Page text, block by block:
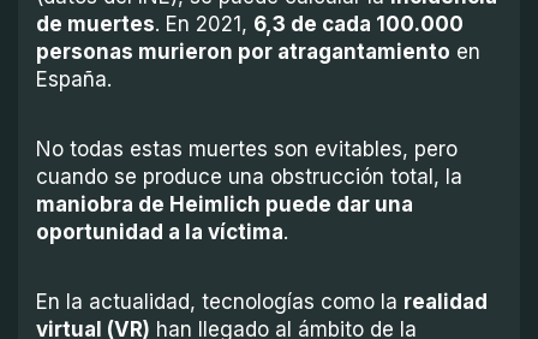
de muertes. En 2021, 6,3 de cada 100.000
personas murieron por atragantamiento en
España.
No todas estas muertes son evitables, pero
cuando se produce una obstrucción total, la
maniobra de Heimlich puede dar una
oportunidad a la víctima.
En la actualidad, tecnologías como la realidad
virtual (VR) han llegado al ámbito de la